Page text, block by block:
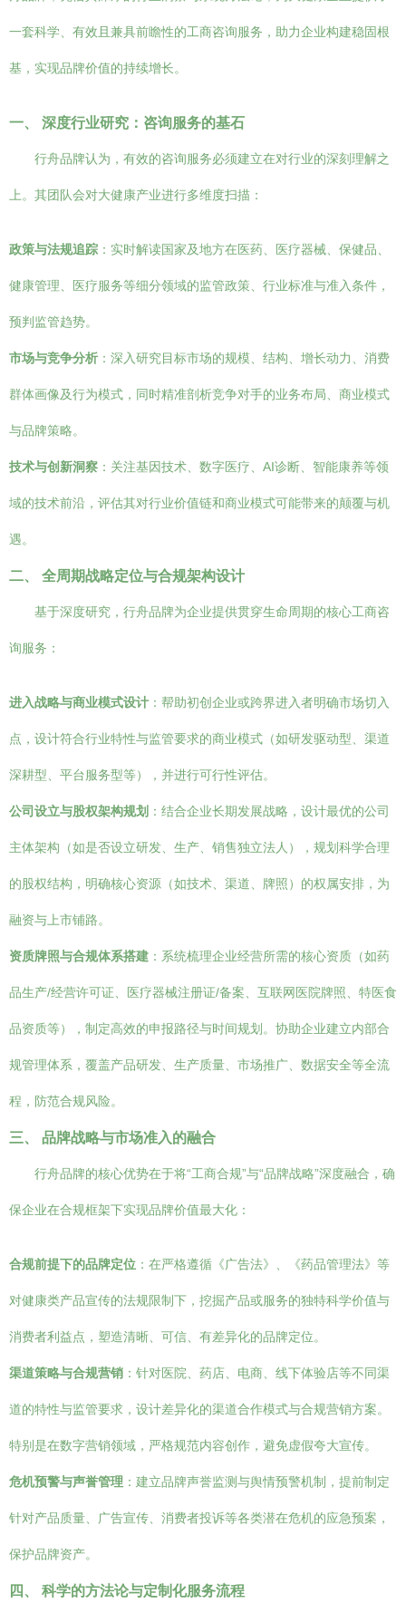
一套科学、有效且兼具前瞻性的工商咨询服务，助力企业构建稳固根
基，实现品牌价值的持续增长。
一、 深度行业研究：咨询服务的基石
行舟品牌认为，有效的咨询服务必须建立在对行业的深刻理解之
上。其团队会对大健康产业进行多维度扫描：
政策与法规追踪 ：实时解读国家及地方在医药、医疗器械、保健品、
健康管理、医疗服务等细分领域的监管政策、行业标准与准入条件，
预判监管趋势。
市场与竞争分析 ：深入研究目标市场的规模、结构、增长动力、消费
群体画像及行为模式，同时精准剖析竞争对手的业务布局、商业模式
与品牌策略。
技术与创新洞察 ：关注基因技术、数字医疗、AI诊断、智能康养等领
域的技术前沿，评估其对行业价值链和商业模式可能带来的颠覆与机
遇。
二、 全周期战略定位与合规架构设计
基于深度研究，行舟品牌为企业提供贯穿生命周期的核心工商咨
询服务：
进入战略与商业模式设计 ：帮助初创企业或跨界进入者明确市场切入
点，设计符合行业特性与监管要求的商业模式（如研发驱动型、渠道
深耕型、平台服务型等），并进行可行性评估。
公司设立与股权架构规划 ：结合企业长期发展战略，设计最优的公司
主体架构（如是否设立研发、生产、销售独立法人），规划科学合理
的股权结构，明确核心资源（如技术、渠道、牌照）的权属安排，为
融资与上市铺路。
资质牌照与合规体系搭建 ：系统梳理企业经营所需的核心资质（如药
品生产/经营许可证、医疗器械注册证/备案、互联网医院牌照、特医食
品资质等），制定高效的申报路径与时间规划。协助企业建立内部合
规管理体系，覆盖产品研发、生产质量、市场推广、数据安全等全流
程，防范合规风险。
三、 品牌战略与市场准入的融合
行舟品牌的核心优势在于将“工商合规”与“品牌战略”深度融合，确
保企业在合规框架下实现品牌价值最大化：
合规前提下的品牌定位 ：在严格遵循《广告法》、《药品管理法》等
对健康类产品宣传的法规限制下，挖掘产品或服务的独特科学价值与
消费者利益点，塑造清晰、可信、有差异化的品牌定位。
渠道策略与合规营销 ：针对医院、药店、电商、线下体验店等不同渠
道的特性与监管要求，设计差异化的渠道合作模式与合规营销方案。
特别是在数字营销领域，严格规范内容创作，避免虚假夸大宣传。
危机预警与声誉管理 ：建立品牌声誉监测与舆情预警机制，提前制定
针对产品质量、广告宣传、消费者投诉等各类潜在危机的应急预案，
保护品牌资产。
四、 科学的方法论与定制化服务流程